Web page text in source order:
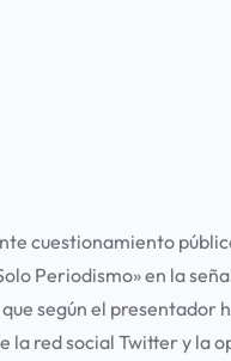
cuestionamiento
Periodismo» en la
según el presentador
la red social Twitter y la